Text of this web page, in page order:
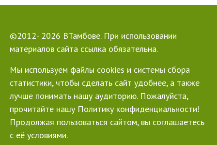
©2012- 2026 ВТамбове. При использовании
материалов сайта ссылка обязательна.
Мы используем файлы cookies и системы сбора
статистики, чтобы сделать сайт удобнее, а также
лучше понимать нашу аудиторию. Пожалуйста,
прочитайте нашу Политику конфиденциальности!
Продолжая пользоваться сайтом, вы соглашаетесь
с её условиями.